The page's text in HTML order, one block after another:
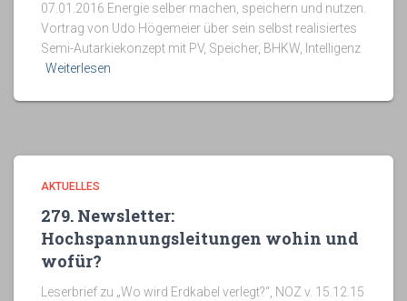
07.01.2016 Energie selber machen, speichern und nutzen.
Vortrag von Udo Högemeier über sein selbst realisiertes
Semi-Autarkiekonzept mit PV, Speicher, BHKW, Intelligenz
Weiterlesen
AKTUELLES
279. Newsletter:
Hochspannungsleitungen wohin und
wofür?
Leserbrief zu „Wo wird Erdkabel verlegt?“, NOZ v. 15.12.15